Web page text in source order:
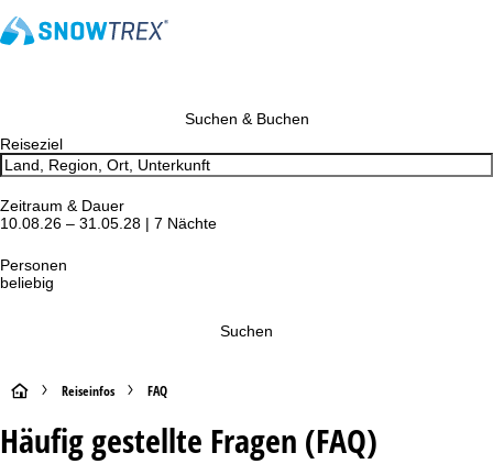
Suchen & Buchen
Reiseziel
Zeitraum & Dauer
10.08.26 – 31.05.28 | 7 Nächte
Personen
beliebig
Suchen
S
t
Reiseinfos FAQ
Häufig gestellte Fragen (FAQ)